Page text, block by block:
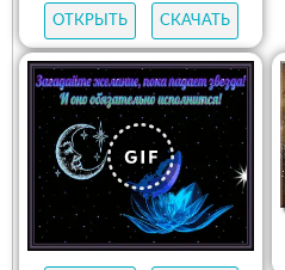
ОТКРЫТЬ СКАЧАТЬ